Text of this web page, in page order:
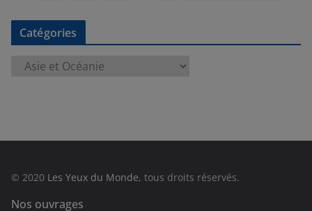
Catégories
e
© 2020 Les Yeux du Monde, tous droits réservés.
Nos ouvrages